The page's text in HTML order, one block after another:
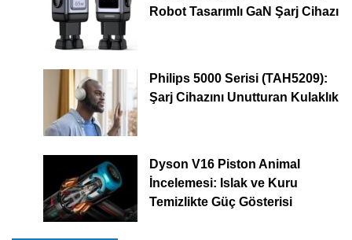
Robot Tasarımlı GaN Şarj Cihazı
Philips 5000 Serisi (TAH5209):
Şarj Cihazını Unutturan Kulaklık
Dyson V16 Piston Animal
İncelemesi: Islak ve Kuru
Temizlikte Güç Gösterisi